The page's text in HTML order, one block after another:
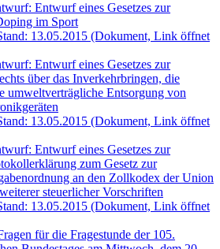
Entwurf eines Gesetzes zur
im Sport
13.05.2015 (Dokument, Link öffnet
Entwurf eines Gesetzes zur
über das Inverkehrbringen, die
umweltverträgliche Entsorgung von
13.05.2015 (Dokument, Link öffnet
Entwurf eines Gesetzes zur
zum Gesetz zur
an den Zollkodex der Union
steuerlicher Vorschriften
13.05.2015 (Dokument, Link öffnet
für die Fragestunde der 105.